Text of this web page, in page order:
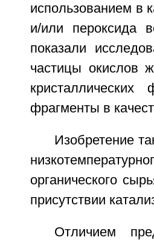
использованием в
и/или пероксида
показали
частицы окислов
фрагменты в
Изобретение
органического
присутствии
Отличием